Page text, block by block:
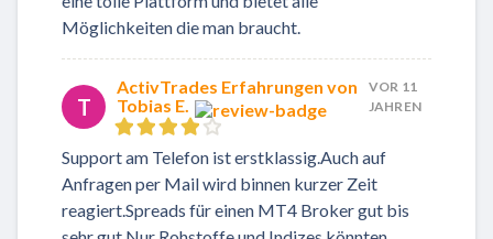
Möglichkeiten die man braucht.
T
ActivTrades Erfahrungen von
Tobias E.
VOR 11
JAHREN
Support am Telefon ist erstklassig.Auch auf
Anfragen per Mail wird binnen kurzer Zeit
reagiert.Spreads für einen MT4 Broker gut bis